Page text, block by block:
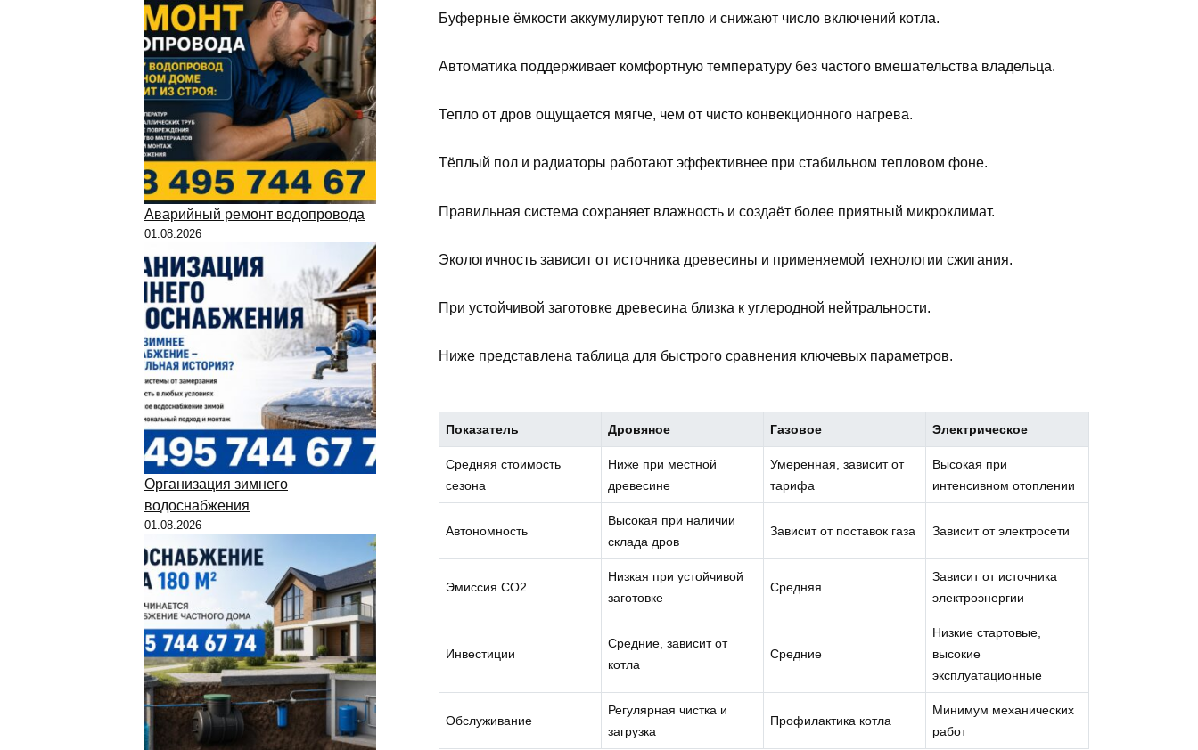
Буферные ёмкости аккумулируют тепло и снижают число включений котла.
Автоматика поддерживает комфортную температуру без частого вмешательства владельца.
Тепло от дров ощущается мягче, чем от чисто конвекционного нагрева.
Тёплый пол и радиаторы работают эффективнее при стабильном тепловом фоне.
Правильная система сохраняет влажность и создаёт более приятный микроклимат.
Экологичность зависит от источника древесины и применяемой технологии сжигания.
При устойчивой заготовке древесина близка к углеродной нейтральности.
Ниже представлена таблица для быстрого сравнения ключевых параметров.
Показатель Дровяное Газовое Электрическое
Средняя стоимость
сезона
Ниже при местной
древесине
Умеренная, зависит от
тарифа
Высокая при
интенсивном отоплении
Автономность
Высокая при наличии
склада дров
Зависит от поставок газа Зависит от электросети
Эмиссия CO2
Низкая при устойчивой
заготовке
Средняя
Зависит от источника
электроэнергии
Инвестиции
Средние, зависит от
котла
Средние
Низкие стартовые,
высокие
эксплуатационные
Обслуживание
Регулярная чистка и
загрузка
Профилактика котла
Минимум механических
работ
Аварийный ремонт водопровода
01.08.2026
Организация зимнего
водоснабжения
01.08.2026